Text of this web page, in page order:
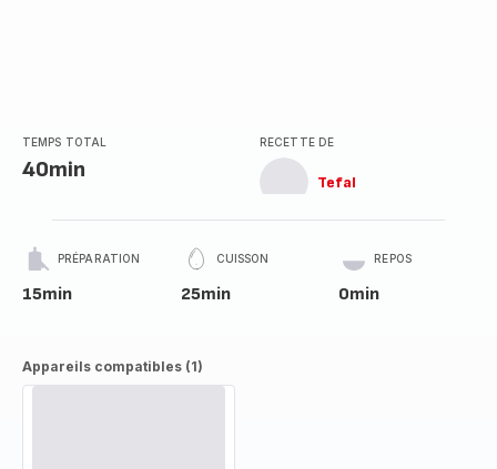
TEMPS TOTAL
40min
RECETTE DE
Tefal
PRÉPARATION
15min
CUISSON
25min
REPOS
0min
Appareils compatibles (1)